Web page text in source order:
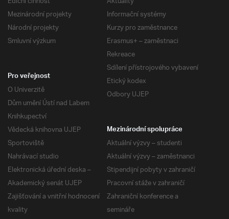
Mezinárodní projekty
Národní projekty
Smluvní výzkum
Informační systémy
Kurzy pro zaměstnance
Erasmus+ – zaměstnaci
Rekreace
Sdílení přístrojového vybavení
Etický kodex
Odbory UJEP
Pro veřejnost
O Univerzitě
Dům umění Ústí nad Labem
Knihkupectví
Vědecká knihovna UJEP
Sportoviště
Nahrávací studio
Elektronická úřední deska –
Akademický senát UJEP
Zajišťování a vnitřní hodnocení
kvality
Mezinárodní spolupráce
Aktuální výzvy – studenti
Aktuální výzvy – zaměstnanci
Stipendijní pobyty v zahraničí
Pracovní stáže v zahraničí
Zahraniční konference a
semináře